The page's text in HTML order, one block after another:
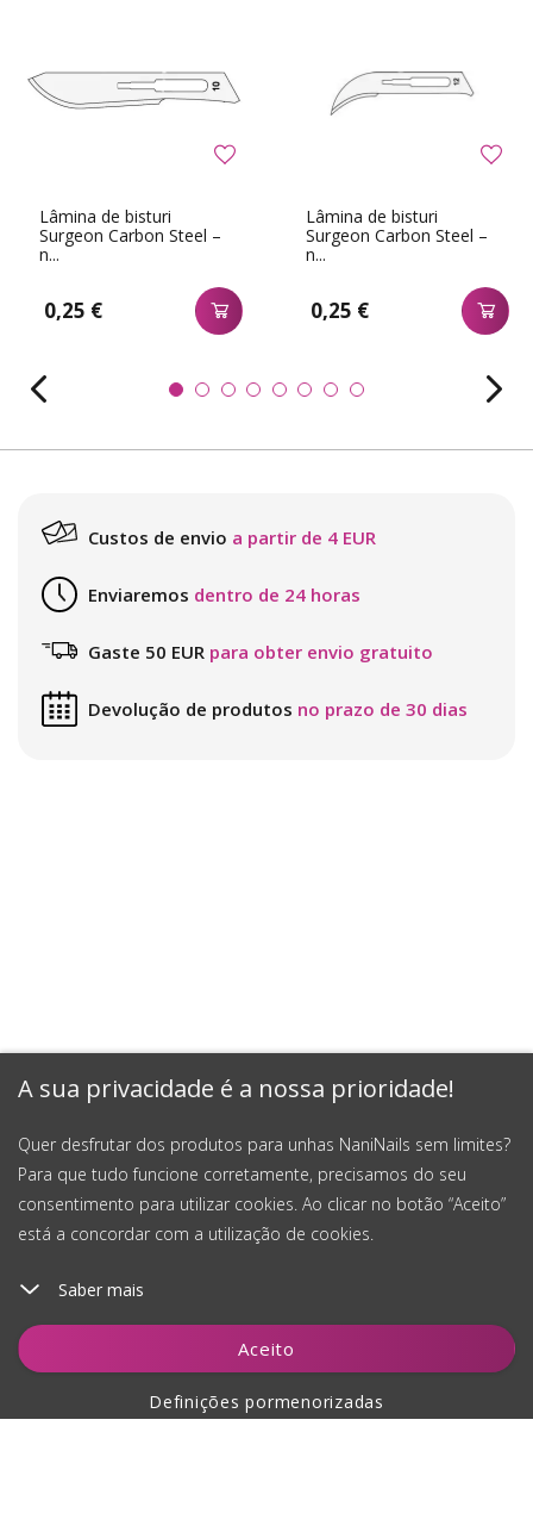
A sua privacidade é a nossa prioridade!
Quer desfrutar dos produtos para unhas NaniNails sem limites?
Para que tudo funcione corretamente, precisamos do seu
consentimento para utilizar cookies. Ao clicar no botão “Aceito”
está a concordar com a utilização de cookies.
Saber mais
Aceito
Definições pormenorizadas
Adicionar ao carrinho
Lâmina de bisturi
Surgeon Carbon Steel –
n...
0,25 €
Lâmina de bisturi
Surgeon Carbon Steel –
n...
0,25 €
Custos de envio a partir de 4 EUR
Enviaremos dentro de 24 horas
Gaste 50 EUR para obter envio gratuito
Devolução de produtos no prazo de 30 dias